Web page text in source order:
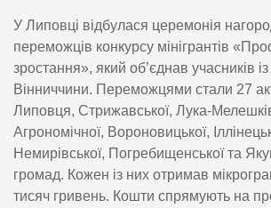
У Липовці відбулася церемонія
переможців конкурсу мінігрантів
зростання», який об’єднав учасників
Вінниччини. Переможцями стали 27
Липовця, Стрижавської, Лука-
Агрономічної, Вороновицької,
Немирівської, Погребищенської та
громад. Кожен із них отримав
тисяч гривень. Кошти спрямують на